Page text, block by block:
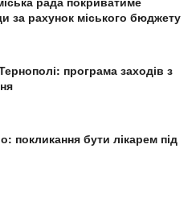
за рахунок міського бюджету
програма заходів з
покликання бути лікарем під